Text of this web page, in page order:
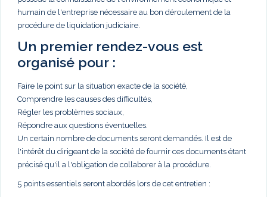
humain de l'entreprise nécessaire au bon déroulement de la
procédure de liquidation judiciaire.
Un premier rendez-vous est
organisé pour :
Faire le point sur la situation exacte de la société,
Comprendre les causes des difficultés,
Régler les problèmes sociaux,
Répondre aux questions éventuelles.
Un certain nombre de documents seront demandés. Il est de
l'intérêt du dirigeant de la société de fournir ces documents étant
précisé qu'il a l'obligation de collaborer à la procédure.
5 points essentiels seront abordés lors de cet entretien :